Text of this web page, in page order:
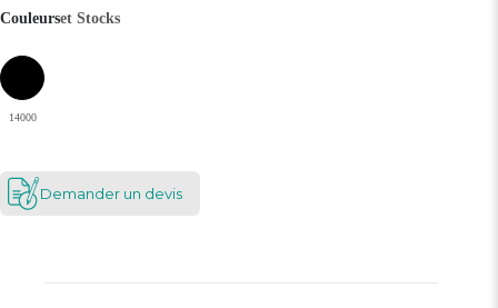
Couleurset Stocks
14000
Demander un devis